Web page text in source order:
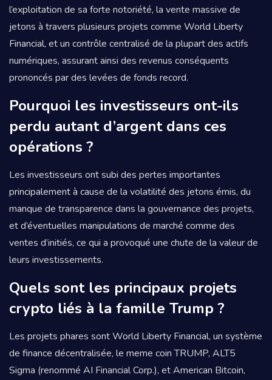
l’exploitation de sa forte notoriété, la vente massive de
jetons à travers plusieurs projets comme World Liberty
Financial, et un contrôle centralisé de la plupart des actifs
numériques, assurant ainsi des revenus conséquents
prononcés par des levées de fonds record.
Pourquoi les investisseurs ont-ils
perdu autant d’argent dans ces
opérations ?
Les investisseurs ont subi des pertes importantes
principalement à cause de la volatilité des jetons émis, du
manque de transparence dans la gouvernance des projets,
et d’éventuelles manipulations de marché comme des
ventes d’initiés, ce qui a provoqué une chute de la valeur de
leurs investissements.
Quels sont les principaux projets
crypto liés à la famille Trump ?
Les projets phares sont World Liberty Financial, un système
de finance décentralisée, le meme coin TRUMP, ALT5
Sigma (renommé AI Financial Corp.), et American Bitcoin,